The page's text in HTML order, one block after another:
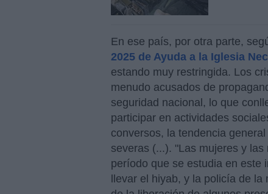
En ese país, por otra parte,
2025 de Ayuda a la Iglesia
estando muy restringida. Los
menudo acusados de
seguridad nacional, lo que
participar en actividades
conversos, la tendencia
severas (...). "Las mujeres y
período que se estudia en este
llevar el hiyab, y la policía de